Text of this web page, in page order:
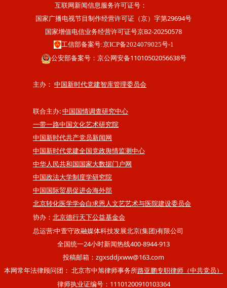
互联网新闻信息服务许可证号：
国家广播电视节目制作经营许可证（京）字第29694号
国家增值电信业务经营许可证号京B2-20250578
工信部备案号:京ICP备2024079025号-1
公安部备案号：京公网安备11010502056638号
主办： 中国新时代党建智库管理委员会
联合主办: 中国国情调查研究中心
一带一路中国文化艺术研究院
中国新时代共产党员新闻网
中国新时代党建全国党政舆情监测中心
中华人民共和国国家大数据门户网
中国政法大学制度学研究院
中国国际贸易促进会海外部
北京转化医学学会白求恩人文艺艺术与医院建设委员会
协办： 北京德行天下公益基金会
总运营:中萱守政融媒体科技发展北京(集团)有限公司
全国统一24小时新闻热线400-8944-913
投稿邮箱：zgxsddjxww@163.com
本网常年法律顾问团： 北京市中旭律师事务所路亚鹏专职律师（中共党员）
律师执业证编号：11101200910103364